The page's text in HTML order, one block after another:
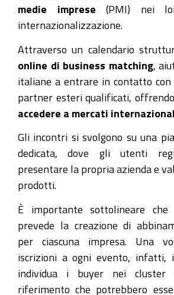
medie imprese (PMI) nei
internazionalizzazione.
Attraverso un calendario
online di business matching,
italiane a entrare in contatto
partner esteri qualificati,
accedere a mercati
Gli incontri si svolgono su una
dedicata, dove gli utenti
presentare la propria azienda e
prodotti.
È importante sottolineare
prevede la creazione di
per ciascuna impresa. Una
iscrizioni a ogni evento, infatti,
individua i buyer nei
riferimento che potrebbero